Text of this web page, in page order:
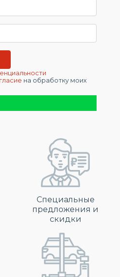
на обработку моих
Специальные
предложения и
скидки